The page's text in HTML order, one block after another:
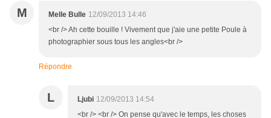
M Melle Bulle 12/09/2013 14:46
<br /> Ah cette bouille ! Vivement que j'aie une petite Poule à
photographier sous tous les angles<br />
Répondre
L Ljubi 12/09/2013 14:54
<br /> <br /> On pense qu'avec le temps, les choses